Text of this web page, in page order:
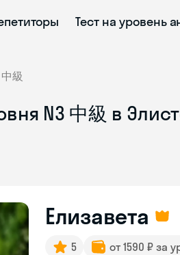
Тест на уровень
中級
N3 中級 в
Елизавета
5 от 1590 ₽ за